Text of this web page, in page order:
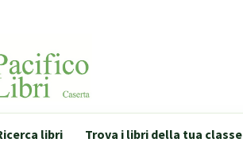
libri Trova i libri della tua classe